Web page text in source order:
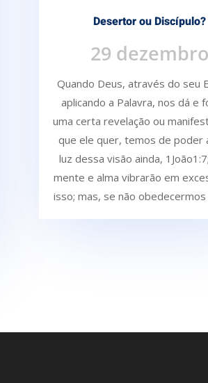
Desertor ou Discípulo?
29 dezembro
Quando Deus, através do seu
aplicando a Palavra, nos dá e
uma certa re­velação ou
que ele quer, temos de poder
luz dessa visão ainda,
mente e alma vibrarão em
isso; mas, se não obedecermos